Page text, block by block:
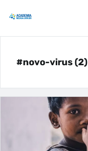
#novo-virus (2)